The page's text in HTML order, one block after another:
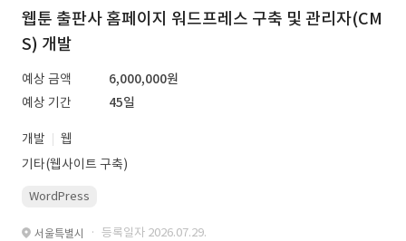
웹툰 출판사 홈페이지 워드프레스 구축 및 관리자(CM
S) 개발
예상 금액
6,000,000원
예상 기간
45일
개발
웹
기타(웹사이트 구축)
WordPress
서울특별시 · 등록일자 2026.07.29.